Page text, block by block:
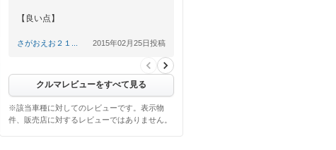
【良い点】
乗り降りし易いみたいで楽に乗り降り
さがおえお２１... 2015年02月25日投稿
クルマレビューをすべて見る
※該当車種に対してのレビューです。表示物
件、販売店に対するレビューではありません。